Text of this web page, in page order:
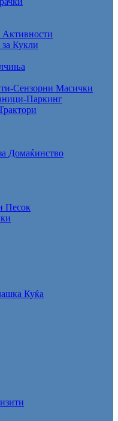
Кукли
Сензорни Масички
Паркинг
Домаќинство
Песок
Куќа